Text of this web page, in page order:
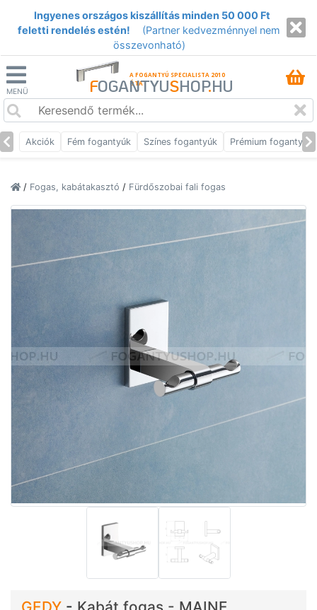
Ingyenes országos kiszállítás minden 50 000 Ft
feletti rendelés estén!
(Partner kedvezménnyel nem
összevonható)
MENÜ
A FOGANTYÚ SPECIALISTA 2010
ÓTA
FOGANTYUSHOP.HU
Akciók Fém fogantyúk Színes fogantyúk Prémium fogantyúk
/ Fogas, kabátakasztó / Fürdőszobai fali fogas